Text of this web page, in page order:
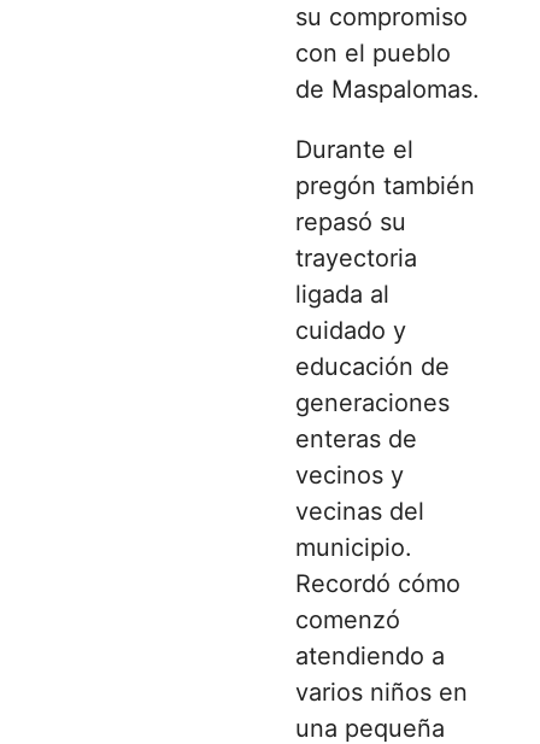
su compromiso
con el pueblo
de Maspalomas.
Durante el
pregón también
repasó su
trayectoria
ligada al
cuidado y
educación de
generaciones
enteras de
vecinos y
vecinas del
municipio.
Recordó cómo
comenzó
atendiendo a
varios niños en
una pequeña